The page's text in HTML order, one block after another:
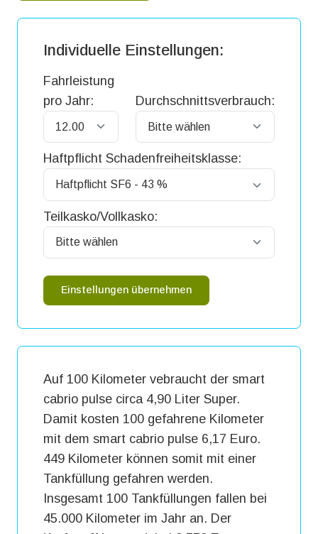
Individuelle Einstellungen:
Fahrleistung
pro Jahr:
Durchschnittsverbrauch:
Haftpflicht Schadenfreiheitsklasse:
Teilkasko/Vollkasko:
Einstellungen übernehmen
Auf 100 Kilometer vebraucht der smart
cabrio pulse circa 4,90 Liter Super.
Damit kosten 100 gefahrene Kilometer
mit dem smart cabrio pulse 6,17 Euro.
449 Kilometer können somit mit einer
Tankfüllung gefahren werden.
Insgesamt 100 Tankfüllungen fallen bei
45.000 Kilometer im Jahr an. Der